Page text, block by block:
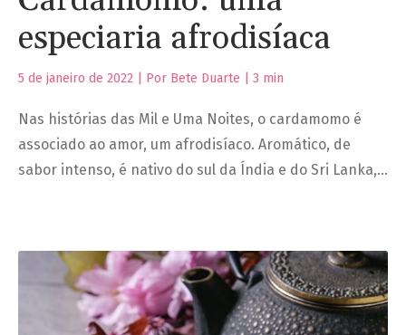
especiaria afrodisíaca
5 de janeiro de 2022 | Por Bete Duarte | 3 min
Nas histórias das Mil e Uma Noites, o cardamomo é
associado ao amor, um afrodisíaco. Aromático, de
sabor intenso, é nativo do sul da Índia e do Sri Lanka,…